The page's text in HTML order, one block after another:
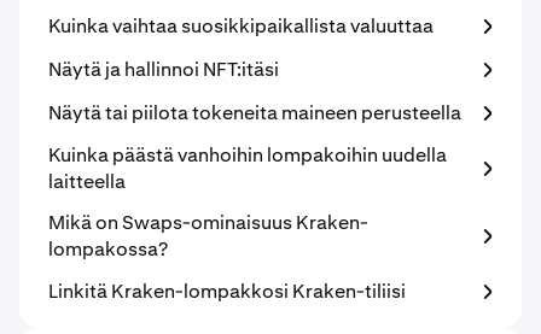
Kuinka vaihtaa suosikkipaikallista valuuttaa
Näytä ja hallinnoi NFT:itäsi
Näytä tai piilota tokeneita maineen perusteella
Kuinka päästä vanhoihin lompakoihin uudella
laitteella
Mikä on Swaps-ominaisuus Kraken-
lompakossa?
Linkitä Kraken-lompakkosi Kraken-tiliisi